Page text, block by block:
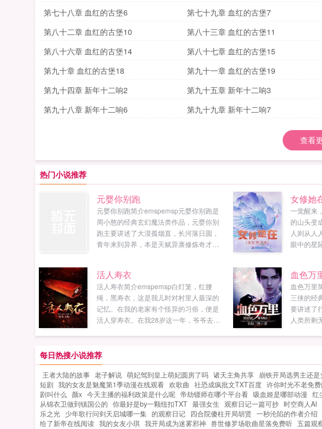
第七十八章 血红的古堡6
第七十九章 血红的古堡7
第八十二章 血红的古堡10
第八十三章 血红的古堡11
第八十六章 血红的古堡14
第八十七章 血红的古堡15
第九十章 血红的古堡18
第九十一章 血红的古堡19
第九十四章 新年十二响2
第九十五章 新年十二响3
第九十八章 新年十二响6
第九十九章 新年十二响7
查看
热门小说推荐
元婴你别跑
元婴你别跑简介emspemsp元婴你别跑是
周小憨的经典玄幻魔法类作品，元婴你别
跑主要讲述了大漠孤烟直，长河落日圆，
青年来到异界，本是天赋异禀修炼奇才，
供...
女修她
一觉醒来
的山头变
人则从人
眼中的星
点久。但
你爸爸。
佬，别忘
活人寿衣
活人寿衣简介emspemsp白灯笼，红腰
绳，黑寿衣，这是我儿时对村里人最深的
记忆。在我的老家有个怪异的习俗，便是
活人穿寿衣。在我28岁这一年，爷爷去世
血色万
血色万里
三侠的经
要讲述了
人类所剩
每日热搜小说推荐
王者大陆的故事 老子解说 萌妃驾到皇上萌妃圆房了吗 诸天主角共享 崩铁开局选男主还
短剧 我的女友是魅魔第1季动漫在线观看 欢歌曲 社恐成疯批文TXT百度 许你时光不老免
剧叫什么 颜x 今天主播的福利政策是什么呢 帝劫镖师在哪个平台看 吸血姬是哪部动漫 红
从锦衣卫做到镇国公的 你最好是by一颗纽扣TXT 最强女生 观察日记一篇可抄 时空商人AI
乐之光 少年歌行问剑天启城哪一集 的观察日记 四合院傻柱开局胡贤 一秒沦陷的作者介绍
给了新帝在线阅读 我的女友小琪 我开局成为迷雾邪神 兽世修罗场歌曲星落免费听 五篇观